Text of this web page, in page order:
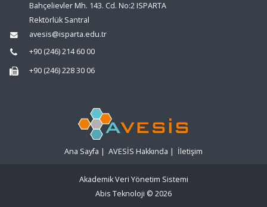
Bahçelievler Mh. 143. Cd. No:2 ISPARTA
Rektörlük Santral
avesis@isparta.edu.tr
+90 (246) 214 60 00
+90 (246) 228 30 06
Ana Sayfa | AVESİS Hakkında | İletişim
Akademik Veri Yönetim Sistemi
Abis Teknoloji © 2026